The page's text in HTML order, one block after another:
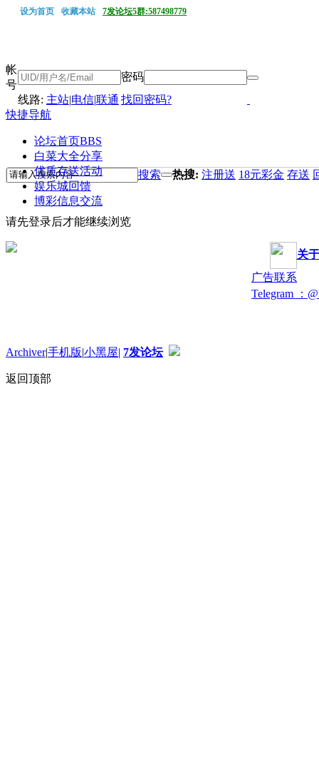
设为首页 收藏本站 7发论坛5群:587498779
帐
号
密码
线路: 主站|电信|联通 找回密码?
快捷导航
论坛首页BBS
白菜大全分享
优质存送活动
娱乐城回馈
博彩信息交流
搜索 热搜: 注册送 18元彩金 存送
请先登录后才能继续浏览
关
广告联系
Telegram ：
Archiver|手机版|小黑屋| 7发论坛
返回顶部